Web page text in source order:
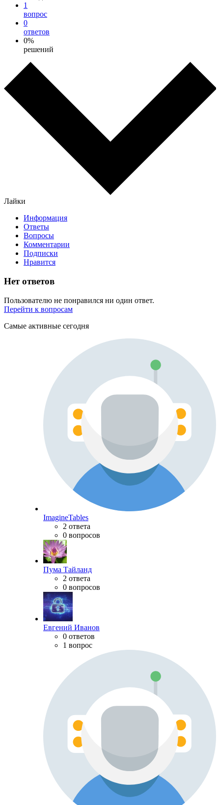
1
вопрос
0
ответов
0%
решений
Лайки
Информация
Ответы
Вопросы
Комментарии
Подписки
Нравится
Нет ответов
Пользователю не понравился ни один ответ.
Перейти к вопросам
Самые активные сегодня
ImagineTables
2 ответа
0 вопросов
Пума Тайланд
2 ответа
0 вопросов
Евгений Иванов
0 ответов
1 вопрос